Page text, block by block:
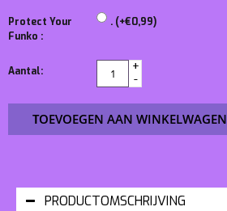
Protect Your
Funko :
. (+€0,99)
Aantal:
+
-
TOEVOEGEN AAN WINKELWAGEN
PRODUCTOMSCHRIJVING